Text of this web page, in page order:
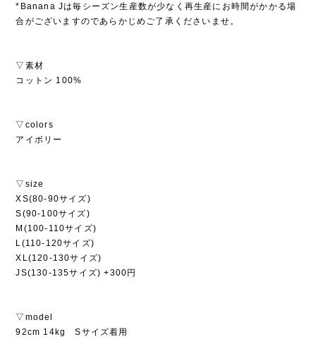
*Banana Jは毎シーズン生産数が少なく再生産にお時間がかかる場
合がございますのであらかじめご了承くださいませ。
▽素材
コットン 100%
▽colors
アイボリー
▽size
XS(80-90サイズ)
S(90-100サイズ)
M(100-110サイズ)
L(110-120サイズ)
XL(120-130サイズ)
JS(130-135サイズ) +300円
▽model
92cm 14kg Sサイズ着用